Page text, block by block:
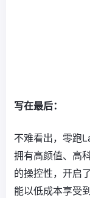
写在最后：
不难看出，零跑
拥有高颜值、高
的操控性，开启
能以低成本享受